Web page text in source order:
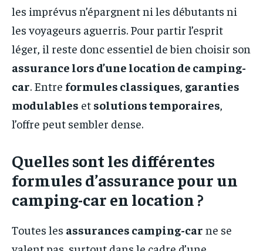
les imprévus n’épargnent ni les débutants ni
les voyageurs aguerris. Pour partir l’esprit
léger, il reste donc essentiel de bien choisir son
assurance lors d’une location de camping-
car. Entre formules classiques garanties
modulables et solutions temporaires
l’offre peut sembler dense.
Quelles sont les différentes
formules d’assurance pour un
camping-car en location ?
Toutes les assurances camping-car ne se